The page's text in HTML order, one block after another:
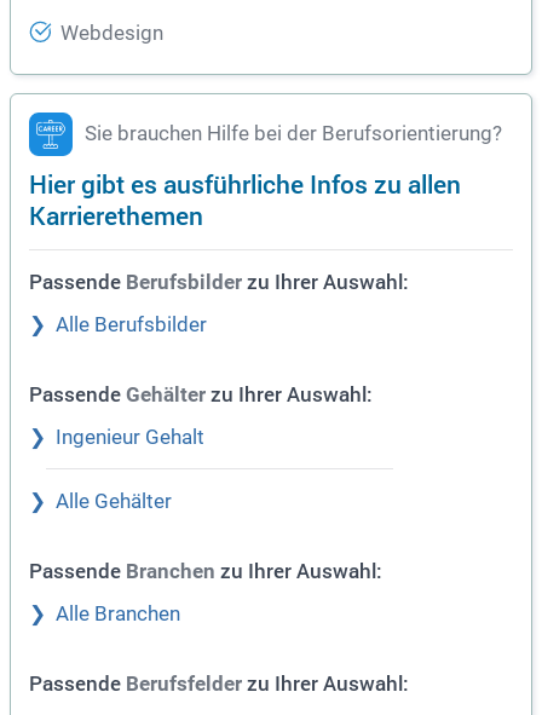
Webdesign
Sie brauchen Hilfe bei der Berufsorientierung?
Hier gibt es ausführliche Infos zu allen
Karrierethemen
Passende Berufsbilder zu Ihrer Auswahl:
Alle Berufsbilder
Passende Gehälter zu Ihrer Auswahl:
Ingenieur Gehalt
Alle Gehälter
Passende Branchen zu Ihrer Auswahl:
Alle Branchen
Passende Berufsfelder zu Ihrer Auswahl: